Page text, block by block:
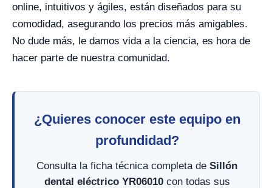
online, intuitivos y ágiles, están diseñados para su
comodidad, asegurando los precios más amigables.
No dude más, le damos vida a la ciencia, es hora de
hacer parte de nuestra comunidad.
¿Quieres conocer este equipo en
profundidad?
Consulta la ficha técnica completa de Sillón
dental eléctrico YR06010con todas sus